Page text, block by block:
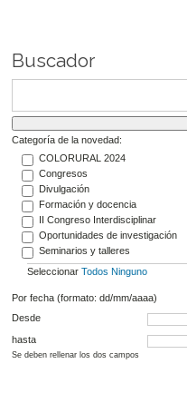
Buscador
Categoría de la novedad:
COLORURAL 2024
Congresos
Divulgación
Formación y docencia
II Congreso Interdisciplinar
Oportunidades de investigación
Seminarios y talleres
Seleccionar Todos Ninguno
Por fecha (formato: dd/mm/aaaa)
Desde
hasta
Se deben rellenar los dos campos